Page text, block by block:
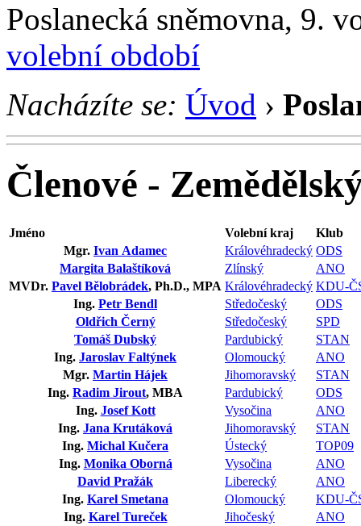
Poslanecká sněmovna, 9.
volební období
Nacházíte se: Úvod ›
Členové -
Jméno Volební kraj
Klub
Mgr. Ivan Adamec Královéhradecký ODS
Margita Balaštíková
Zlínský
ANO
MVDr. Pavel Bělobrádek, Ph.D., MPA Královéhradecký KDU-
Ing. Petr Bendl Středočeský
ODS
Oldřich Černý
Středočeský
SPD
Tomáš Dubský
Pardubický
STAN
Ing. Jaroslav Faltýnek Olomoucký
ANO
Mgr. Martin Hájek Jihomoravský
STAN
Ing. Radim Jirout, MBA Pardubický
ODS
Ing. Josef Kott Vysočina
ANO
Ing. Jana Krutáková Jihomoravský
STAN
Ing. Michal Kučera Ústecký
TOP09
Ing. Monika Oborná Vysočina
ANO
David Pražák
Liberecký
ANO
Ing. Karel Smetana Olomoucký
KDU-
Ing. Karel Tureček Jihočeský
ANO